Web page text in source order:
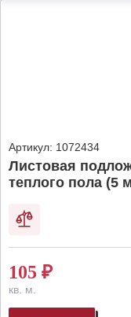
Артикул: 1072434
Листовая
теплого пола (5
105 ₽
кв. м.